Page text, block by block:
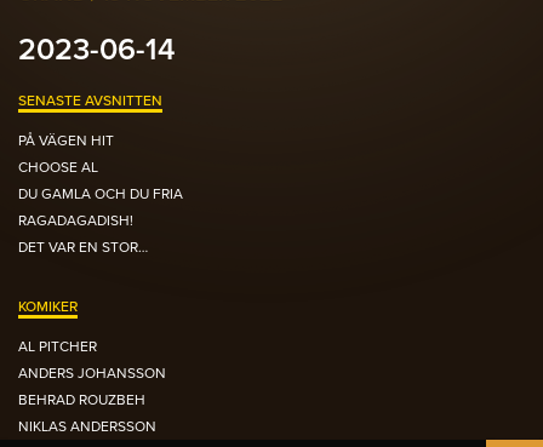
2023-06-14
SENASTE AVSNITTEN
PÅ VÄGEN HIT
CHOOSE AL
DU GAMLA OCH DU FRIA
RAGADAGADISH!
DET VAR EN STOR…
KOMIKER
AL PITCHER
ANDERS JOHANSSON
BEHRAD ROUZBEH
NIKLAS ANDERSSON